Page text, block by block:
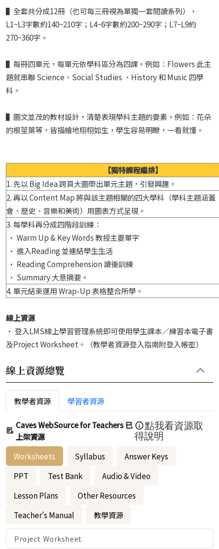
▌全套共分成12冊（也可每三冊視為單獨一套閱讀系列），
L1~L3字數約140~210字；L4~6字數約200~290字；L7~L9約
270~360字。
▌每冊四單元，每單元依學科區分為四課。例如：Flowers 此主
題就串聯 Science、Social Studies 、History 和 Music 四學
科。
▌圖文並茂的教材設計，清楚表現學科主題的要素，例如：花朵
的根莖葉等，皆描繪地栩栩如生，學生容易明瞭，一看就懂。
【獨特課程編排】
1. 先以 Big Idea 跨頁大圖帶出單元主題，引發興趣。
2. 再以 Content Map 將與該主題相關的四大學科（學科主題涵蓋
會、歷史、音樂和美術）用圖表方式呈現。
3. 每學科再分成四階段訓練：
• Warm Up & Key Words 教授主要單字
• 進入Reading 並連結學生生活
• Reading Comprehension 讀後訓練
• Summary 大意摘要。
4. 單元結束運用 Wrap-Up 表格整合所學。
線上資源
• 登入LMS線上學習管理系統即可使用學生課本／練習本電子書
及Project Worksheet。（教學者資源登入指南附登入帳密）
線上資源總覽
教學者資源 學習者資源
Caves WebSource for Teachers 已
上架資源
點我看資源取
得說明
Worksheets Syllabus
Answer Keys
PPT
Test Bank
Audio & Video
Lesson Plans
Other Resources
Teacher's Manual
教學資源
Project Worksheet